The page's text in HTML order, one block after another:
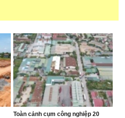
Toàn cảnh cụm công nghiệp 20